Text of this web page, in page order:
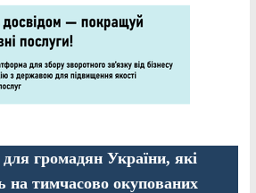
громадян України, які
на тимчасово окупованих